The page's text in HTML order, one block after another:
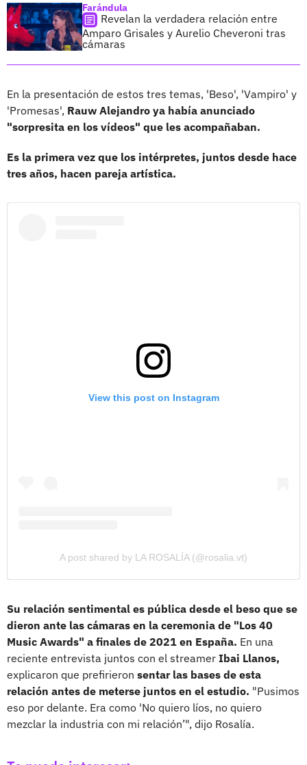
Farándula
Revelan la verdadera relación entre
Amparo Grisales y Aurelio Cheveroni tras
cámaras
En la presentación de estos tres temas, 'Beso', 'Vampiro' y
'Promesas', Rauw Alejandro ya había anunciado
"sorpresita en los vídeos" que les acompañaban.
Es la primera vez que los intérpretes, juntos desde hace
tres años, hacen pareja artística.
View this post on Instagram
A post shared by LA ROSALÍA (@rosalia.vt)
Su relación sentimental es pública desde el beso que se
dieron ante las cámaras en la ceremonia de "Los 40
Music Awards" a finales de 2021 en España. En una
reciente entrevista juntos con el streamer Ibai Llanos,
explicaron que prefirieron sentar las bases de esta
relación antes de meterse juntos en el estudio. "Pusimos
eso por delante. Era como 'No quiero líos, no quiero
mezclar la industria con mi relación’", dijo Rosalía.